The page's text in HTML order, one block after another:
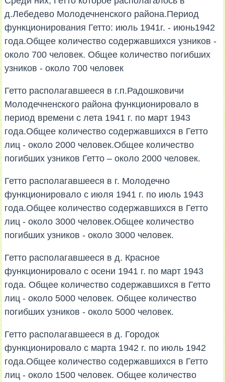
д.Лебедево Молодечненского района.Период
функционирования Гетто: июль 1941г. - июнь1942
года.Общее количество содержавшихся узников -
около 700 человек. Общее количество погибших
узников - около 700 человек
Гетто располагавшееся в г.п.Радошковичи
Молодечненского района функционировало в
период времени с лета 1941 г. по март 1943
года.Общее количество содержавшихся в Гетто
лиц - около 2000 человек.Общее количество
погибших узников Гетто – около 2000 человек.
Гетто располагавшееся в г. Молодечно
функционировало с июля 1941 г. по июль 1943
года.Общее количество содержавшихся в Гетто
лиц - около 3000 человек.Общее количество
погибших узников - около 3000 человек.
Гетто располагавшееся в д. Красное
функционировало с осени 1941 г. по март 1943
года. Общее количество содержавшихся в Гетто
лиц - около 5000 человек. Общее количество
погибших узников - около 5000 человек.
Гетто располагавшееся в д. Городок
функционировало с марта 1942 г. по июль 1942
года.Общее количество содержавшихся в Гетто
лиц - около 1500 человек. Общее количество